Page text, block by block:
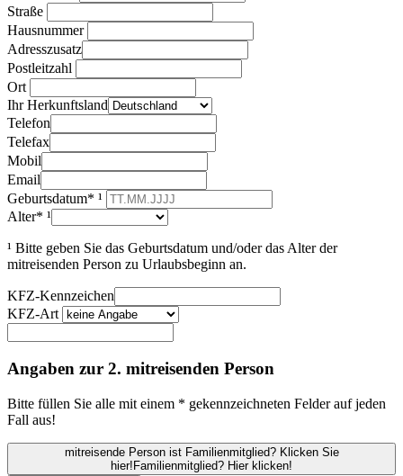
Straße
Hausnummer
Adresszusatz
Postleitzahl
Ort
Ihr Herkunftsland
Telefon
Telefax
Mobil
Email
Geburtsdatum* ¹
Alter* ¹
¹ Bitte geben Sie das Geburtsdatum und/oder das Alter der
mitreisenden Person zu Urlaubsbeginn an.
KFZ-Kennzeichen
KFZ-Art
Angaben zur 2. mitreisenden Person
Bitte füllen Sie alle mit einem * gekennzeichneten Felder auf jeden
Fall aus!
mitreisende Person ist Familienmitglied? Klicken Sie
hier!Familienmitglied? Hier klicken!